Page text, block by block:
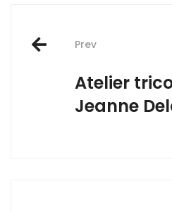
Post
Prev
Atelier
Jeanne